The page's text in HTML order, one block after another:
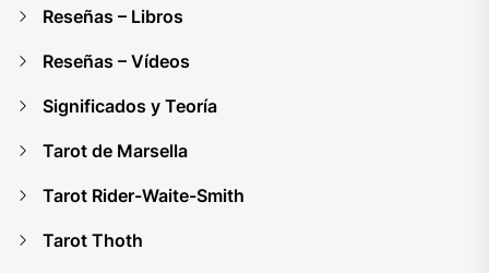
Reseñas – Libros
Reseñas – Vídeos
Significados y Teoría
Tarot de Marsella
Tarot Rider-Waite-Smith
Tarot Thoth